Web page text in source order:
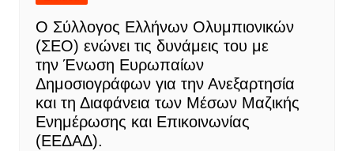
Ο Σύλλογος Ελλήνων Ολυμπιονικών
(ΣΕΟ) ενώνει τις δυνάμεις του με
την Ένωση Ευρωπαίων
Δημοσιογράφων για την Ανεξαρτησία
και τη Διαφάνεια των Μέσων Μαζικής
Ενημέρωσης και Επικοινωνίας
(ΕΕΔΑΔ).